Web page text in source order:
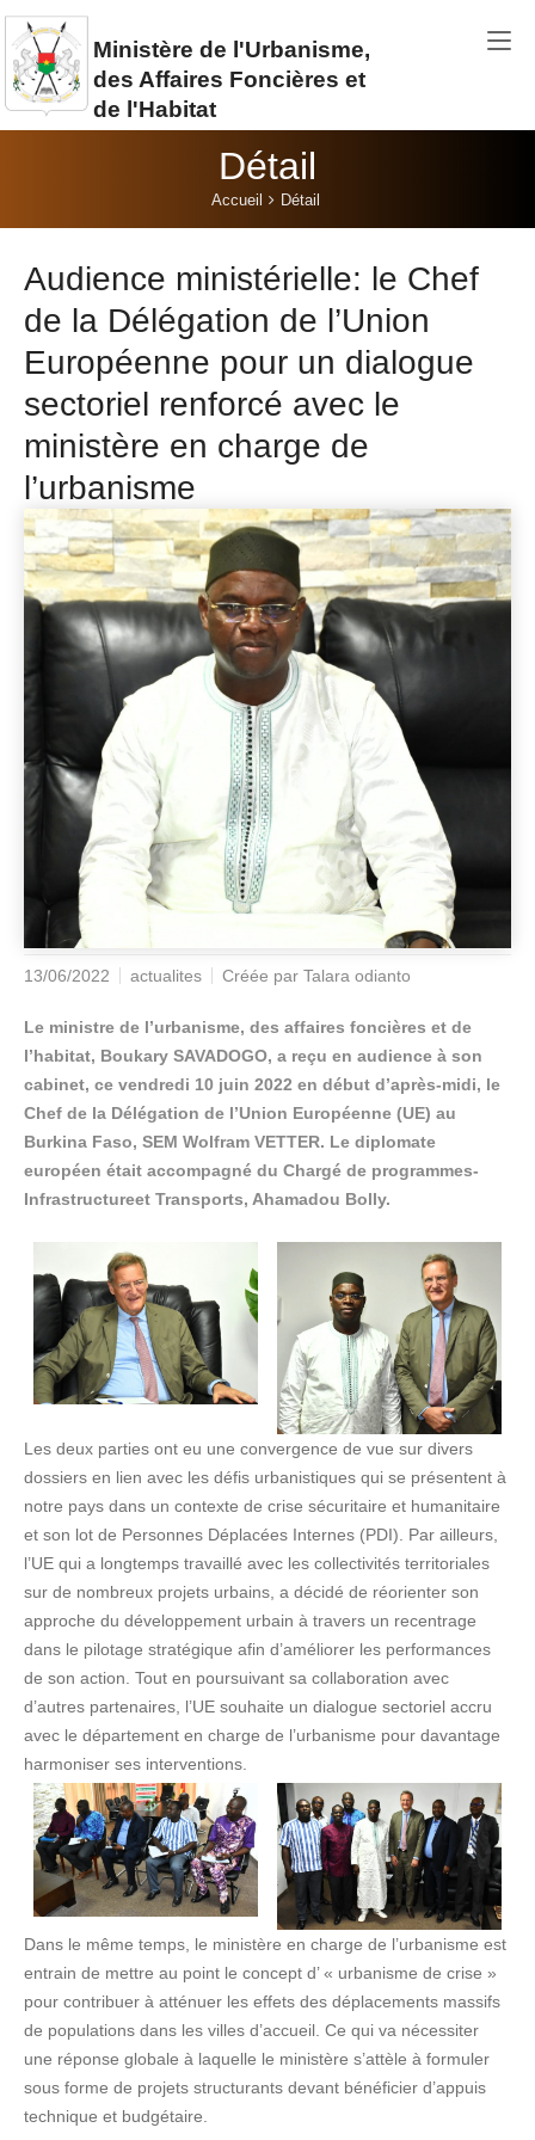
Aller au contenu principal
Ministère de l'Urbanisme,
des Affaires Foncières et
de l'Habitat
Détail
Accueil Détail
Audience ministérielle: le Chef
de la Délégation de l’Union
Européenne pour un dialogue
sectoriel renforcé avec le
ministère en charge de
l’urbanisme
13/06/2022 actualites Créée par Talara odianto
Le ministre de l’urbanisme, des affaires foncières et de
l’habitat, Boukary SAVADOGO, a reçu en audience à son
cabinet, ce vendredi 10 juin 2022 en début d’après-midi, le
Chef de la Délégation de l’Union Européenne (UE) au
Burkina Faso, SEM Wolfram VETTER. Le diplomate
européen était accompagné du Chargé de programmes-
Infrastructureet Transports, Ahamadou Bolly.
Les deux parties ont eu une convergence de vue sur divers
dossiers en lien avec les défis urbanistiques qui se présentent à
notre pays dans un contexte de crise sécuritaire et humanitaire
et son lot de Personnes Déplacées Internes (PDI). Par ailleurs,
l’UE qui a longtemps travaillé avec les collectivités territoriales
sur de nombreux projets urbains, a décidé de réorienter son
approche du développement urbain à travers un recentrage
dans le pilotage stratégique afin d’améliorer les performances
de son action. Tout en poursuivant sa collaboration avec
d’autres partenaires, l’UE souhaite un dialogue sectoriel accru
avec le département en charge de l’urbanisme pour davantage
harmoniser ses interventions.
Dans le même temps, le ministère en charge de l’urbanisme est
entrain de mettre au point le concept d’ « urbanisme de crise »
pour contribuer à atténuer les effets des déplacements massifs
de populations dans les villes d’accueil. Ce qui va nécessiter
une réponse globale à laquelle le ministère s’attèle à formuler
sous forme de projets structurants devant bénéficier d’appuis
technique et budgétaire.